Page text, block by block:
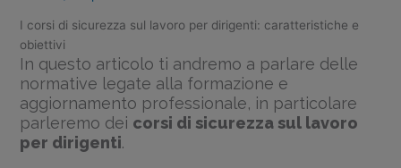
I corsi di sicurezza sul lavoro per dirigenti: caratteristiche e
obiettivi
In questo articolo ti andremo a parlare delle
normative legate alla formazione e
aggiornamento professionale, in particolare
parleremo dei corsi di sicurezza sul lavoro
per dirigenti.